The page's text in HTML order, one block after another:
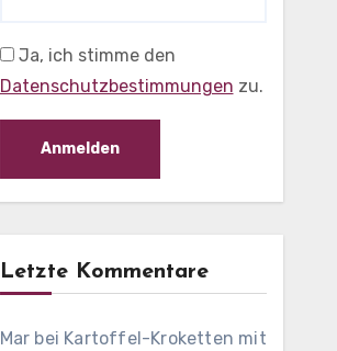
Ja, ich stimme den
Datenschutzbestimmungen zu.
Letzte Kommentare
Mar bei Kartoffel-Kroketten mit